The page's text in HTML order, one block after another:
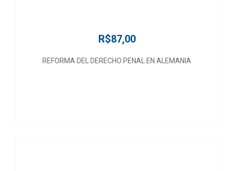
R$87,00
REFORMA DEL DERECHO PENAL EN ALEMANIA